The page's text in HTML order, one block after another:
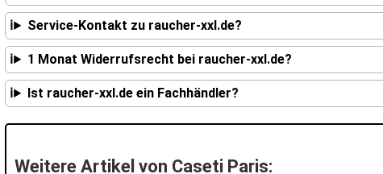
Service-Kontakt zu raucher-xxl.de?
1 Monat Widerrufsrecht bei raucher-xxl.de?
Ist raucher-xxl.de ein Fachhändler?
Weitere Artikel von Caseti Paris: